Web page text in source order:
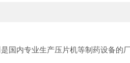
是国内专业生产压片机等制药设备的